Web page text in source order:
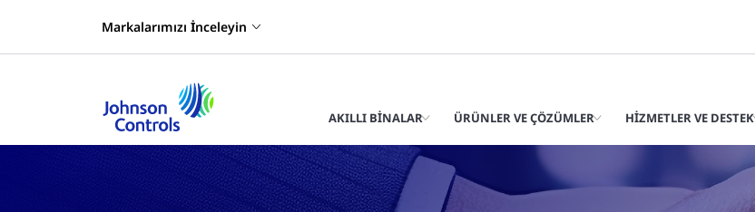
Markalarımızı İnceleyin
AKILLI BINALAR ÜRÜNLER VE ÇÖZÜMLER HIZMETLER VE DESTEK